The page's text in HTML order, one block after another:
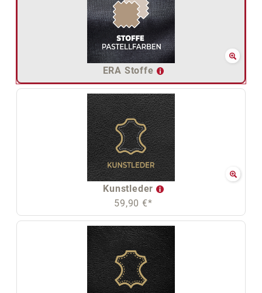
ERA Stoffe
Kunstleder
59,90 €*